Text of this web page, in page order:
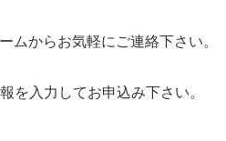
ムからお気軽にご連絡下さい。
を入力してお申込み下さい。